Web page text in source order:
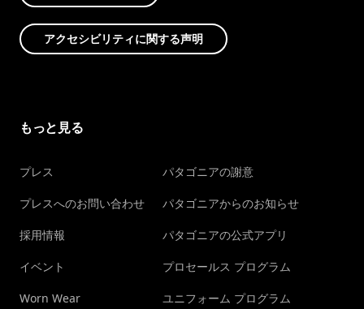
アクセシビリティに関する声明
もっと見る
プレス
プレスへのお問い合わせ
採用情報
イベント
Worn Wear
パタゴニアの謝意
パタゴニアからのお知らせ
パタゴニアの公式アプリ
プロセールス プログラム
ユニフォーム プログラム